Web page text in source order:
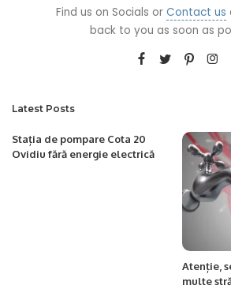
Find us on Socials or Contact us
back to you as soon as
Latest Posts
Stația de pompare Cota 20
Ovidiu fără energie electrică
Atenție,
multe